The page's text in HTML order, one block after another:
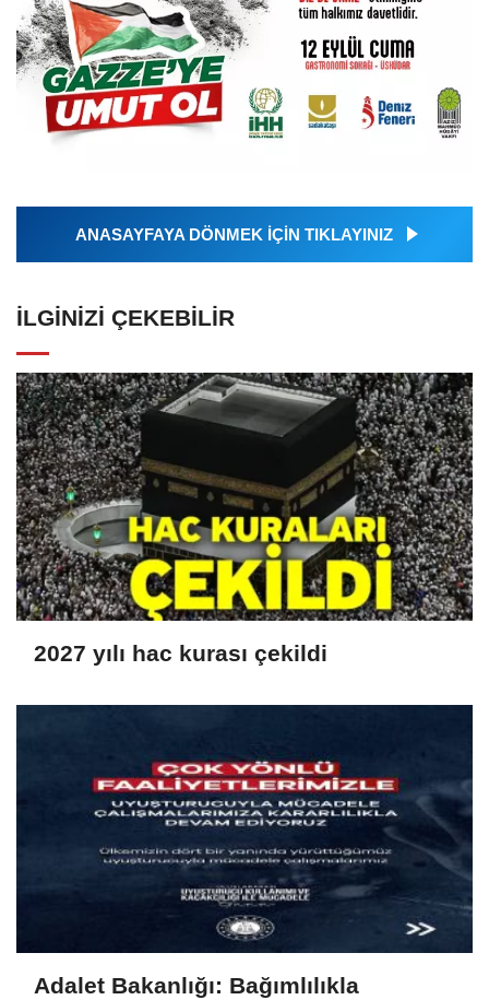
ANASAYFAYA DÖNMEK İÇİN TIKLAYINIZ
İLGINIZI ÇEKEBILIR
2027 yılı hac kurası çekildi
Adalet Bakanlığı: Bağımlılıkla